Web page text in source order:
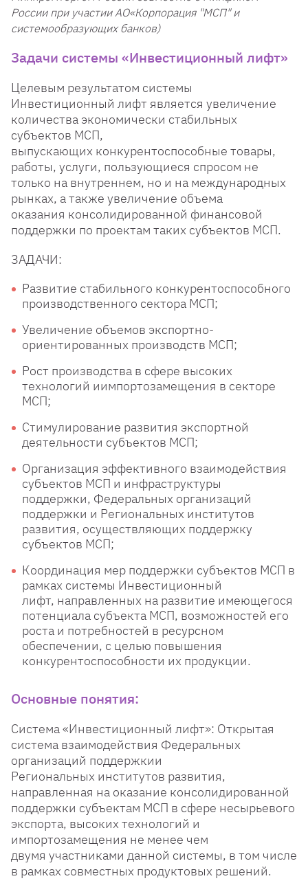
России при участии АО«Корпорация "МСП" и
системообразующих банков)
Задачи системы «Инвестиционный лифт»
Целевым результатом системы
Инвестиционный лифт является увеличение
количества экономически стабильных
субъектов МСП,
выпускающих конкурентоспособные товары,
работы, услуги, пользующиеся спросом не
только на внутреннем, но и на международных
рынках, а также увеличение объема
оказания консолидированной финансовой
поддержки по проектам таких субъектов МСП.
ЗАДАЧИ:
Развитие стабильного конкурентоспособного
производственного сектора МСП;
Увеличение объемов экспортно-
ориентированных производств МСП;
Рост производства в сфере высоких
технологий иимпортозамещения в секторе
МСП;
Стимулирование развития экспортной
деятельности субъектов МСП;
Организация эффективного взаимодействия
субъектов МСП и инфраструктуры
поддержки, Федеральных организаций
поддержки и Региональных институтов
развития, осуществляющих поддержку
субъектов МСП;
Координация мер поддержки субъектов МСП в
рамках системы Инвестиционный
лифт, направленных на развитие имеющегося
потенциала субъекта МСП, возможностей его
роста и потребностей в ресурсном
обеспечении, с целью повышения
конкурентоспособности их продукции.
Основные понятия:
Система «Инвестиционный лифт»: Открытая
система взаимодействия Федеральных
организаций поддержкии
Региональных институтов развития,
направленная на оказание консолидированной
поддержки субъектам МСП в сфере несырьевого
экспорта, высоких технологий и
импортозамещения не менее чем
двумя участниками данной системы, в том числе
в рамках совместных продуктовых решений.